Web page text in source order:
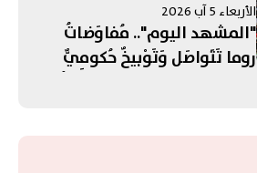
الأربعاء 5 آب 2026
"المشهد اليوم".. مُفاوَضاتُ
روما تَتَواصَل وَتَوْبيخٌ حُكومِيٌّ